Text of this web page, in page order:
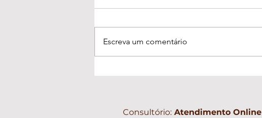
a diferença e quando
Escreva um comentário
Consultório: Atendimento Online